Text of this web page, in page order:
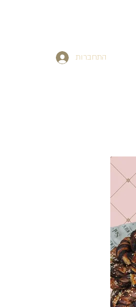
התחברות